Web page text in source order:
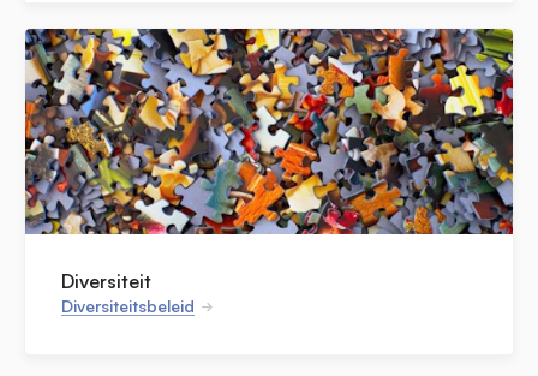
Diversiteit
Diversiteitsbeleid